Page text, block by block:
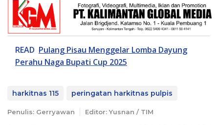
READ Pulang Pisau Menggelar Lomba Dayung
Perahu Naga Bupati Cup 2025
harkitnas 115 peringatan harkitnas pulpis
Penulis: Gerryawan Editor: Yusnan / TIM